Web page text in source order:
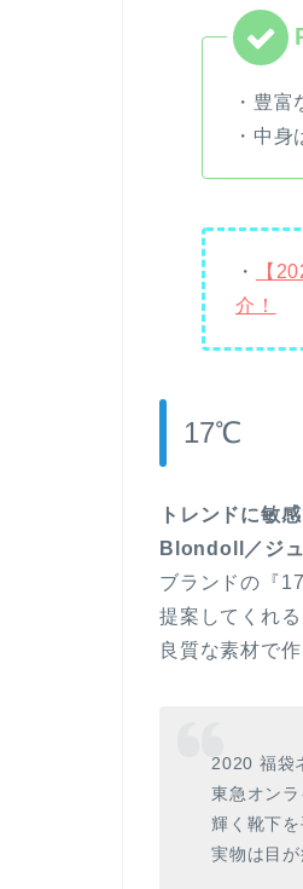
・豊
・中
・
【
介！
17℃
トレンドに敏
Blondoll／ジュ
ブランドの『
提案してくれ
良質な素材で
2020 福
東急オンラ
輝く靴下を
実物は目